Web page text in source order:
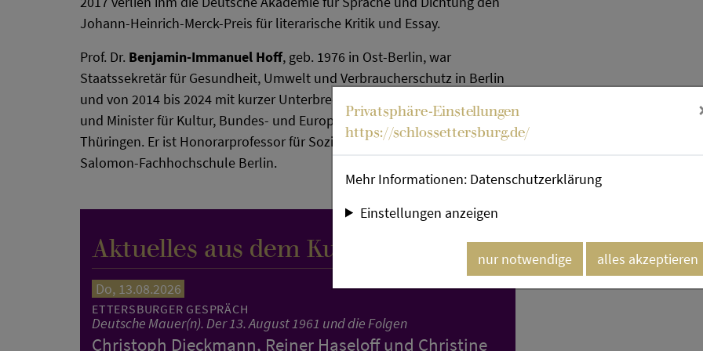
Johann-Heinrich-Merck-Preis für literarische Kritik und Essay.
Prof. Dr. Benjamin-Immanuel Hoff, geb. 1976 in Ost-Berlin, war
Staatssekretär für Gesundheit, Umwelt und Verbraucherschutz in Berlin
und von 2014 bis 2024 mit kurzer Unterbrechung Chef der Staatskanzlei
und Minister für Kultur, Bundes- und Europaangelegenheiten im Freistaat
Thüringen. Er ist Honorarprofessor für Sozialwissenschaften an der Alice-
Salomon-Fachhochschule Berlin.
Aktuelles aus dem Kulturkalender
Do, 13.08.2026
ETTERSBURGER GESPRÄCH
Deutsche Mauer(n). Der 13. August 1961 und die Folgen
Christoph Dieckmann, Reiner Haseloff und Christine
Privatsphäre-Einstellungen
https://schlossettersburg.de/
Mehr Informationen: Datenschutzerklärung
Einstellungen anzeigen
nur notwendige alles akzeptieren